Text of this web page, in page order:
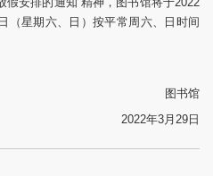
假安排的通知”精神，图书馆将于2022
（星期六、日）按平常周六、日时间
图书馆
2022年3月29日